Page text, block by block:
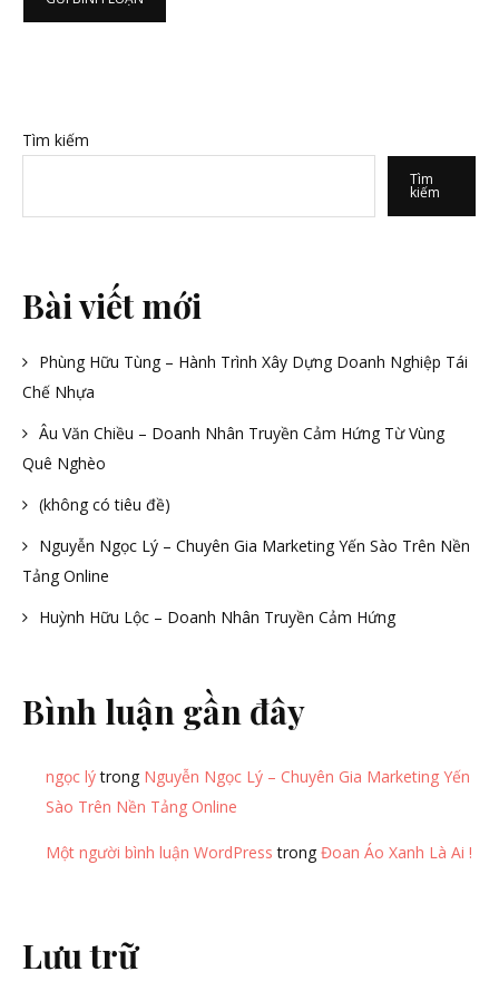
Tìm kiếm
Tìm
kiếm
Bài viết mới
Phùng Hữu Tùng – Hành Trình Xây Dựng Doanh Nghiệp Tái
Chế Nhựa
Âu Văn Chiều – Doanh Nhân Truyền Cảm Hứng Từ Vùng
Quê Nghèo
(không có tiêu đề)
Nguyễn Ngọc Lý – Chuyên Gia Marketing Yến Sào Trên Nền
Tảng Online
Huỳnh Hữu Lộc – Doanh Nhân Truyền Cảm Hứng
Bình luận gần đây
ngọc lýtrong Nguyễn Ngọc Lý – Chuyên Gia Marketing Yến
Sào Trên Nền Tảng Online
Một người bình luận WordPress trong Đoan Áo Xanh Là Ai !
Lưu trữ